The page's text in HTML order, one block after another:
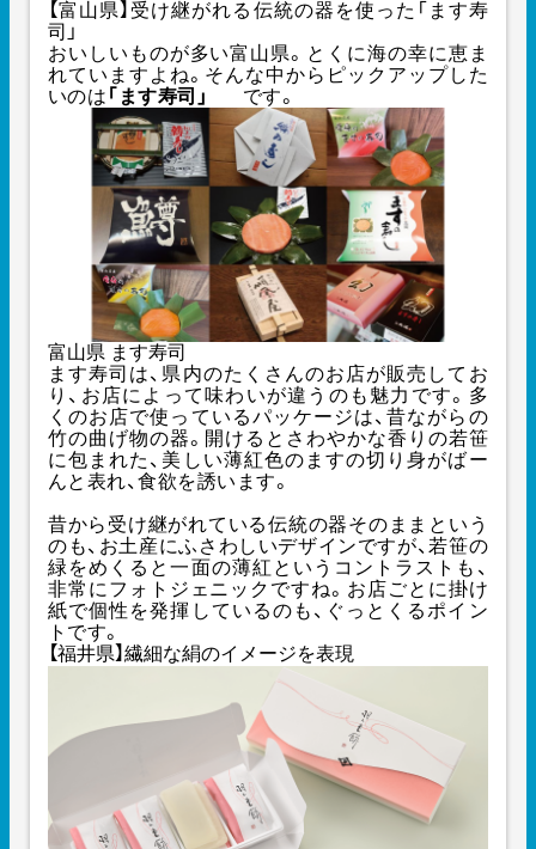
【富山県】受け継がれる伝統の器を使った「ます寿
司」
おいしいものが多い富山県。とくに海の幸に恵ま
れていますよね。そんな中からピックアップした
いのは 「ます寿司」 です。
富山県 ます寿司
ます寿司は、県内のたくさんのお店が販売してお
り、お店によって味わいが違うのも魅力です。多
くのお店で使っているパッケージは、昔ながらの
竹の曲げ物の器。開けるとさわやかな香りの若笹
に包まれた、美しい薄紅色のますの切り身がばー
んと表れ、食欲を誘います。
昔から受け継がれている伝統の器そのままという
のも、お土産にふさわしいデザインですが、若笹の
緑をめくると一面の薄紅というコントラストも、
非常にフォトジェニックですね。お店ごとに掛け
紙で個性を発揮しているのも、ぐっとくるポイン
トです。
【福井県】繊細な絹のイメージを表現